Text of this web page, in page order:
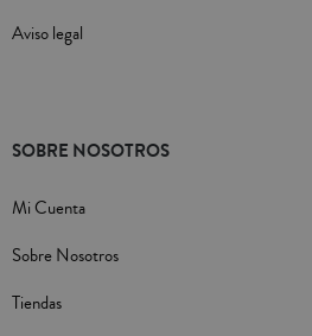
Aviso legal
SOBRE NOSOTROS
Mi Cuenta
Sobre Nosotros
Tiendas